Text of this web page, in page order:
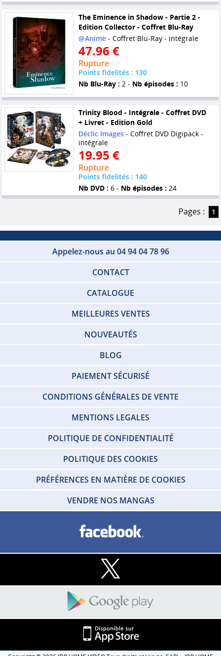
The Eminence in Shadow - Partie 2 -
Edition Collector - Coffret Blu-Ray
@Anime- Coffret Blu-Ray - intégrale
47.96 €
Rupture
Points fidelités : 130
Nb Blu-Ray : 2 - Nb épisodes : 10
Trinity Blood - Intégrale - Coffret DVD
+ Livret - Edition Gold
Déclic Images- Coffret DVD Digipack -
intégrale
19.95 €
Rupture
Points fidelités : 140
Nb DVD : 6 - Nb épisodes : 24
Pages : 1
Appelez-nous au 04 94 04 78 96
CONTACT
CATALOGUE
MEILLEURES VENTES
NOUVEAUTÉS
BLOG
PAIEMENT SÉCURISÉ
CONDITIONS GÉNÉRALES DE VENTE
MENTIONS LEGALES
POLITIQUE DE CONFIDENTIALITÉ
POLITIQUE DES COOKIES
PRÉFÉRENCES EN MATIÈRE DE COOKIES
VENDRE NOS MANGAS